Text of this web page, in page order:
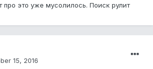
про это уже мусолилось. Поиск рулит
15, 2016